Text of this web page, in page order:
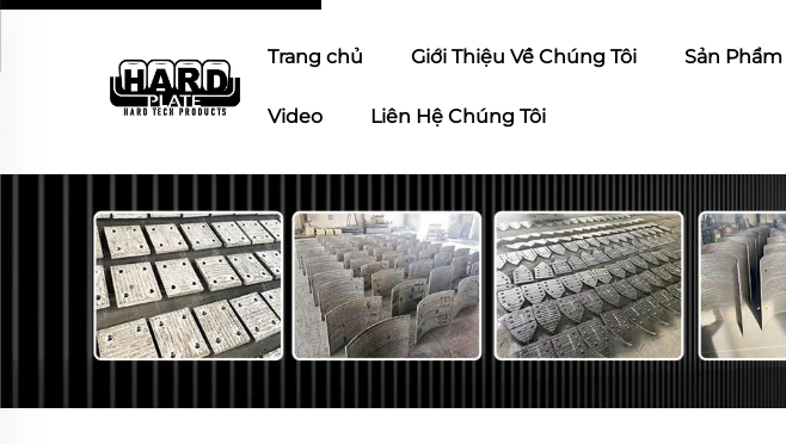
Trang chủ Giới Thiệu Về Chúng Tôi Sản Phẩm
Video Liên Hệ Chúng Tôi